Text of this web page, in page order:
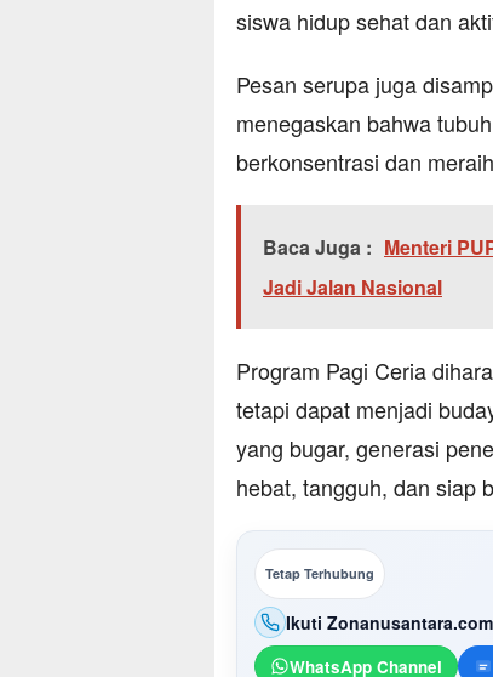
siswa hidup sehat dan
Pesan serupa juga
menegaskan bahwa
berkonsentrasi dan
Baca Juga : Menteri
Jadi Jalan Nasional
Program Pagi Ceria
tetapi dapat menjadi
yang bugar, generasi
hebat, tangguh, dan siap
Tetap Terhubung
Ikuti Zonanusantara.com
WhatsApp Channel